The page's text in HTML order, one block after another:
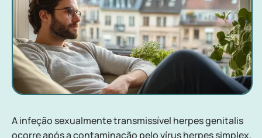
A infeção sexualmente transmissível herpes genitalis
ocorre após a contaminação pelo vírus herpes simplex.